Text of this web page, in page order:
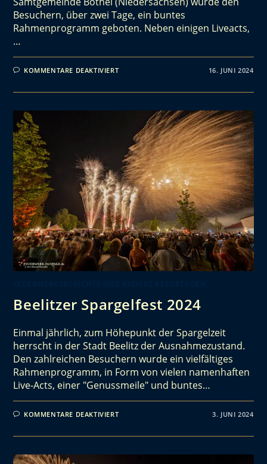
Besuchern, über zwei Tage, ein buntes
Rahmenprogramm geboten. Neben einigen Liveacts,
…
KOMMENTARE DEAKTIVIERT 16. JUNI 2024
Beelitzer Spargelfest 2024
Einmal jährlich, zum Höhepunkt der Spargelzeit
herrscht in der Stadt Beelitz der Ausnahmezustand.
Den zahlreichen Besuchern wurde ein vielfältiges
Rahmenprogramm, in Form von vielen namenhaften
Live-Acts, einer "Genussmeile" und buntes…
KOMMENTARE DEAKTIVIERT 3. JUNI 2024